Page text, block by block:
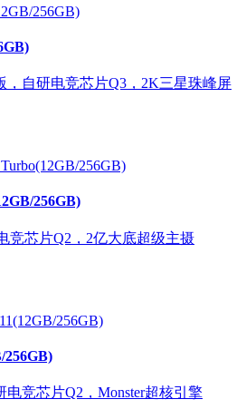
，自研电竞芯片Q3，2K三星珠峰屏
256GB)
竞芯片Q2，2亿大底超级主摄
256GB)
电竞芯片Q2，Monster超核引擎